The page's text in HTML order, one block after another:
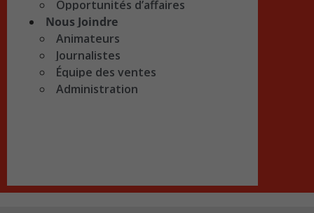
Opportunités d’affaires
Nous Joindre
Animateurs
Journalistes
Équipe des ventes
Administration